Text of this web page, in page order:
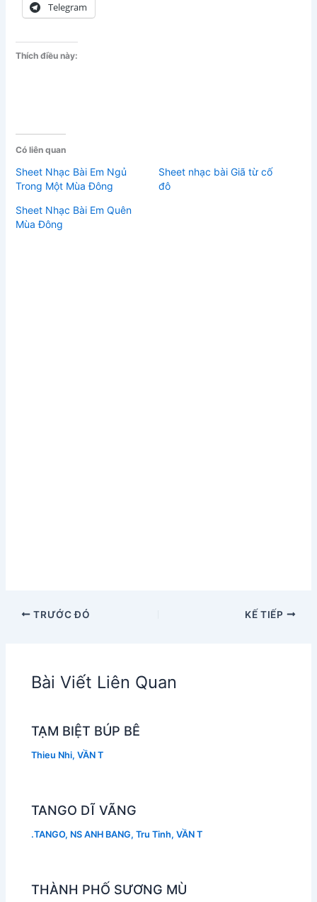
Telegram
Thích điều này:
Có liên quan
Sheet Nhạc Bài Em Ngủ
Trong Một Mùa Đông
Sheet nhạc bài Giã từ cố
đô
Sheet Nhạc Bài Em Quên
Mùa Đông
TRƯỚC ĐÓ KẾ TIẾP
Bài Viết Liên Quan
TẠM BIỆT BÚP BÊ
Thieu Nhi,VẦN T
TANGO DĨ VÃNG
.TANGO, NS ANH BANG,Tru Tinh,VẦN T
THÀNH PHỐ SƯƠNG MÙ